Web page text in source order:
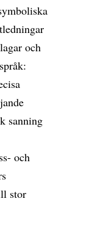
och
sanning
och
stor